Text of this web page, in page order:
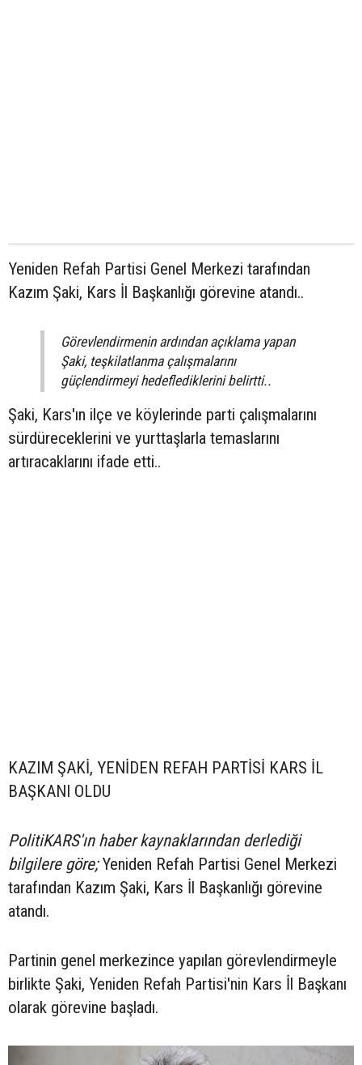
Yeniden Refah Partisi Genel Merkezi tarafından
Kazım Şaki, Kars İl Başkanlığı görevine atandı..
Görevlendirmenin ardından açıklama yapan
Şaki, teşkilatlanma çalışmalarını
güçlendirmeyi hedeflediklerini belirtti..
Şaki, Kars'ın ilçe ve köylerinde parti çalışmalarını
sürdüreceklerini ve yurttaşlarla temaslarını
artıracaklarını ifade etti..
KAZIM ŞAKİ, YENİDEN REFAH PARTİSİ KARS İL
BAŞKANI OLDU
PolitiKARS'ın haber kaynaklarından derlediği
bilgilere göre;Yeniden Refah Partisi Genel Merkezi
tarafından Kazım Şaki, Kars İl Başkanlığı görevine
atandı.
Partinin genel merkezince yapılan görevlendirmeyle
birlikte Şaki, Yeniden Refah Partisi'nin Kars İl Başkanı
olarak görevine başladı.